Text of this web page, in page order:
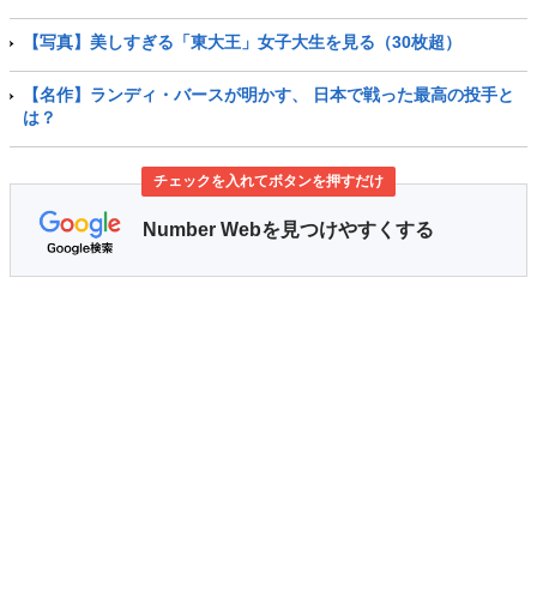
【写真】美しすぎる「東大王」女子大生を見る（30枚超）
【名作】ランディ・バースが明かす、 日本で戦った最高の投手と
は？
チェックを入れてボタンを押すだけ
Number Webを見つけやすくする